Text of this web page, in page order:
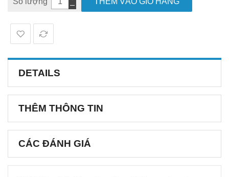
DETAILS
THÊM THÔNG TIN
CÁC ĐÁNH GIÁ